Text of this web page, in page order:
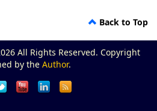
Back to Top
All Rights Reserved. Copyright
by the Author.